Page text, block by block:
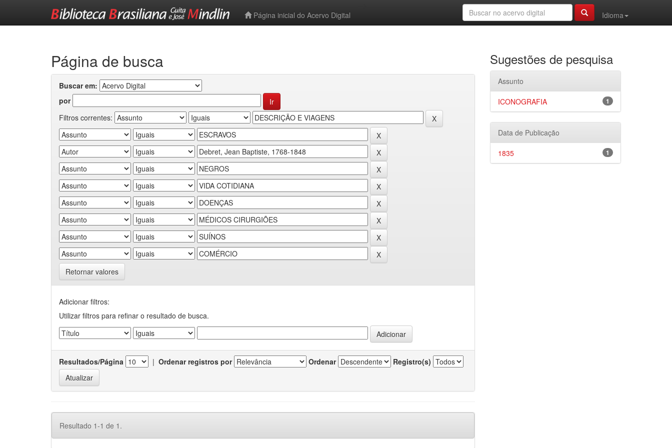
Página inicial do Acervo Digital
Idioma
Página de busca
Buscar em:
por
Filtros correntes:
Retornar valores
Adicionar filtros:
Utilizar filtros para refinar o resultado de busca.
Resultados/Página | Ordenar registros por Ordenar Registro(s)
Resultado 1-1 de 1.
Sugestões de pesquisa
Assunto
1
ICONOGRAFIA
Data de Publicação
1
1835